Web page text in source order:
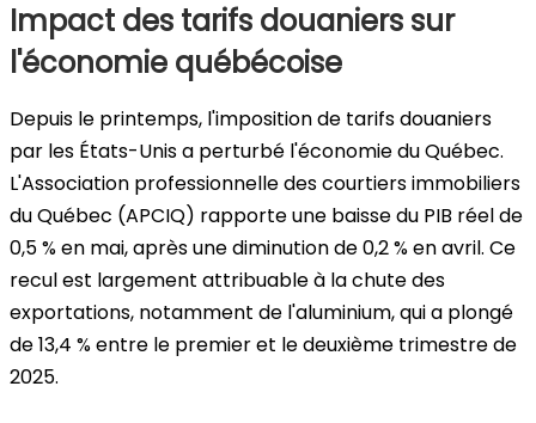
Impact des tarifs douaniers sur
l'économie québécoise
Depuis le printemps, l'imposition de tarifs douaniers
par les États-Unis a perturbé l'économie du Québec.
L'Association professionnelle des courtiers immobiliers
du Québec (APCIQ) rapporte une baisse du PIB réel de
0,5 % en mai, après une diminution de 0,2 % en avril. Ce
recul est largement attribuable à la chute des
exportations, notamment de l'aluminium, qui a plongé
de 13,4 % entre le premier et le deuxième trimestre de
2025.